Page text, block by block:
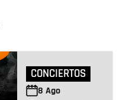
CONCIERTOS
8 Ago